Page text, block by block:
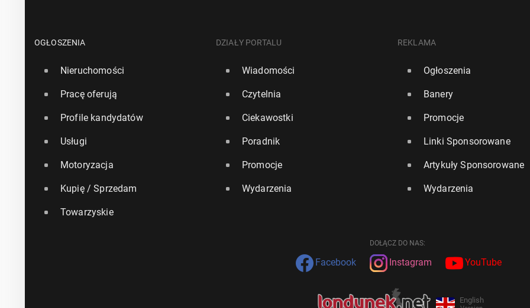
OGŁOSZENIA
Nieruchomości
Pracę oferują
Profile kandydatów
Usługi
Motoryzacja
Kupię / Sprzedam
Towarzyskie
DZIAŁY PORTALU
Wiadomości
Czytelnia
Ciekawostki
Poradnik
Promocje
Wydarzenia
REKLAMA
Ogłoszenia
Banery
Promocje
Linki Sponsorowane
Artykuły Sponsorowane
Wydarzenia
DOŁĄCZ DO NAS:
Facebook Instagram YouTube
English